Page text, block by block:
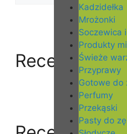
Kadzidełka
Mrożonki
Soczewica
Produkty
Świeże
Przyprawy
Gotowe do
Perfumy
Przekąski
Pasty do
Recent Posts